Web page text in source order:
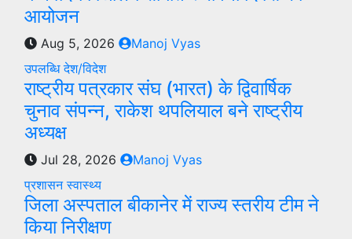
आयोजन
Aug 5, 2026
Manoj Vyas
उपलब्धिदेश/विदेश
राष्ट्रीय पत्रकार संघ (भारत) के द्विवार्षिक
चुनाव संपन्न, राकेश थपलियाल बने राष्ट्रीय
अध्यक्ष
Jul 28, 2026
Manoj Vyas
प्रशासनस्वास्थ्य
जिला अस्पताल बीकानेर में राज्य स्तरीय टीम ने
किया निरीक्षण